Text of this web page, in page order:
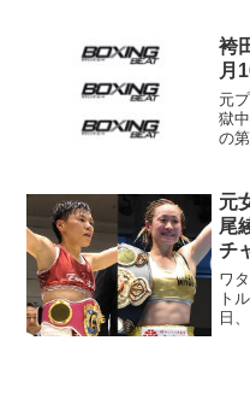
開
袴
月
元
獄
の
見
日
元
尾
チ
の
ワ
ト
日